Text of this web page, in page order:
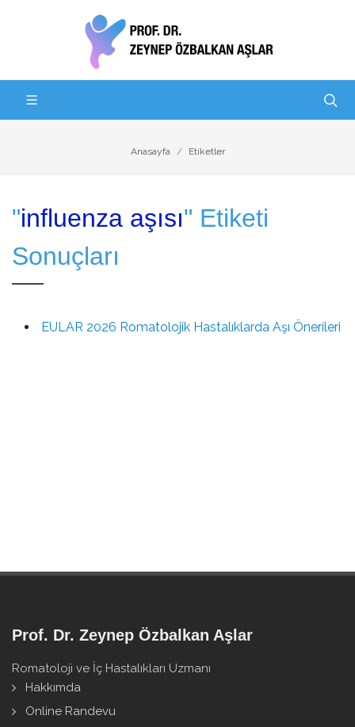
Anasayfa Etiketler
"influenza aşısı" Etiketi
Sonuçları
EULAR 2026 Romatolojik Hastalıklarda Aşı Önerileri
Prof. Dr. Zeynep Özbalkan Aşlar
Romatoloji ve İç Hastalıkları Uzmanı
Hakkımda
Online Randevu